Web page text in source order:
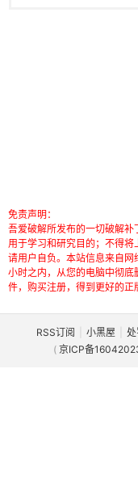
免责声明：
吾爱破解所发布的一切破解
用于学习和研究目的；不得
请用户自负。本站信息来自
小时之内，从您的电脑中彻
件，购买注册，得到更好的正
RSS订阅 小黑屋
( 京ICP备